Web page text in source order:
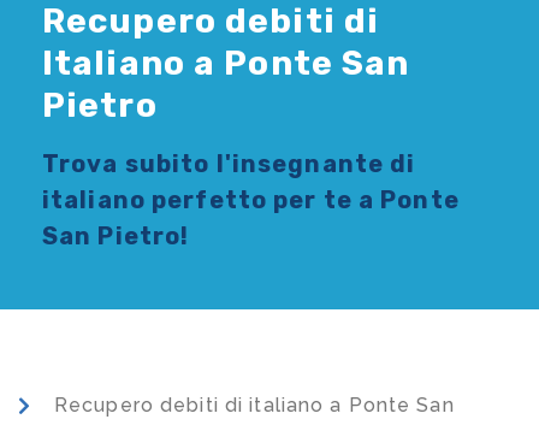
Recupero debiti di
Italiano a Ponte San
Pietro
Trova subito l'insegnante di
italiano perfetto per te a Ponte
San Pietro!
Recupero debiti di italiano a Ponte San